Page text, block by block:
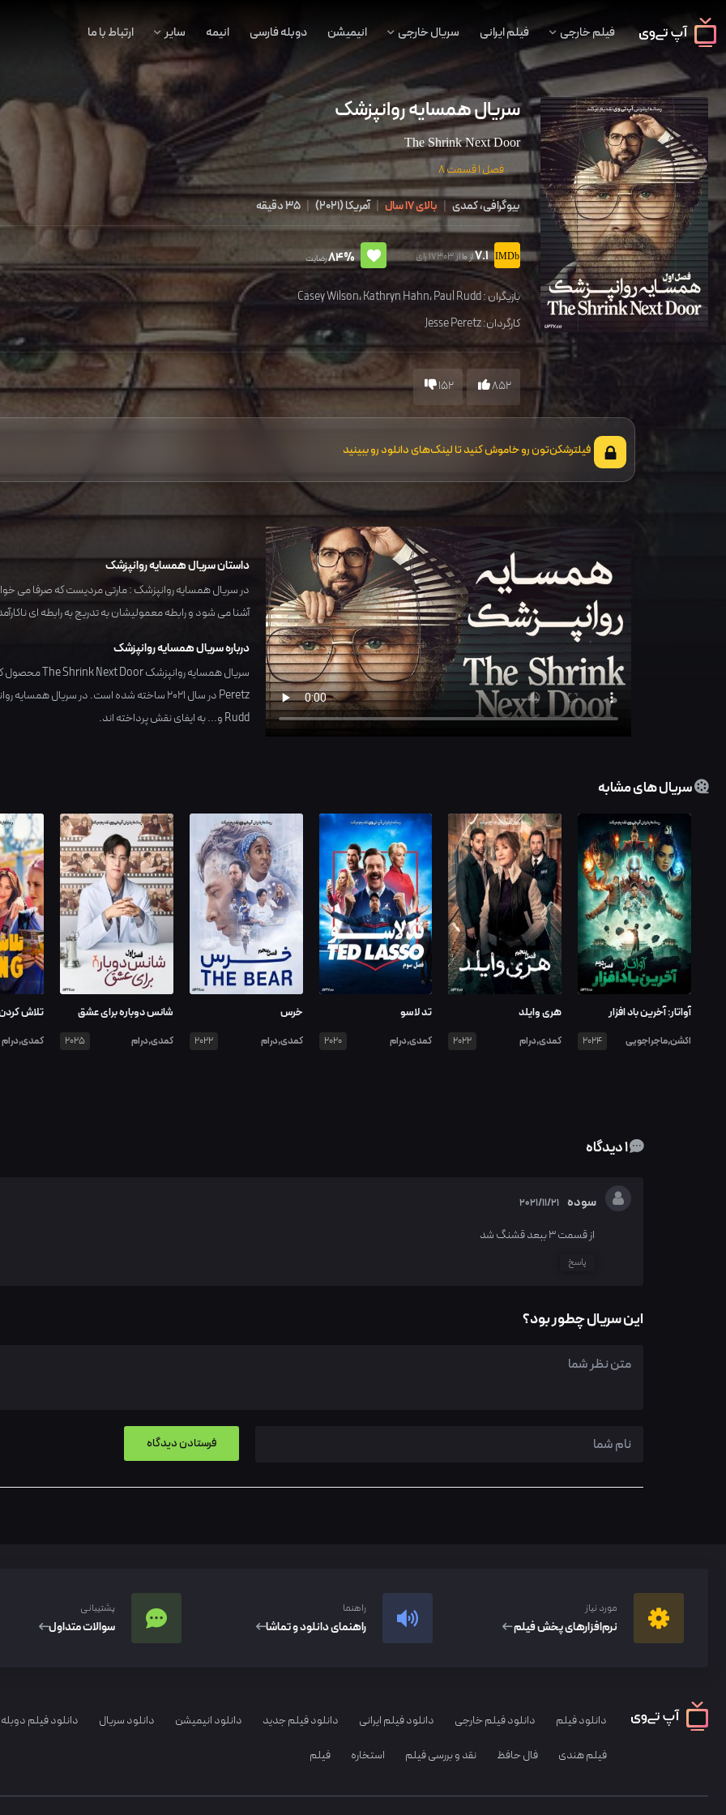
فیلم خارجی فیلم ایرانی سریال خارجی انیمیشن دوبله فارسی انیمه سایر ارتباط با ما
سریال همسایه روانپزشک
The Shrink Next Door
فصل 1 قسمت 8
بیوگرافی، کمدی | بالای 17 سال | آمریکا(
2021
)
|
7.1از 10 از 17303 رای 84%رضایت
بازیگران : Casey Wilson،Kathryn Hahn،Paul Rudd
کارگردان:Jesse Peretz
852
152
فیلترشکن‌تون رو خاموش کنید تا لینک‌های دانلود رو ببینید
داستان سریال همسایه روانپزشک
در سریال همسایه روانپزشک : مارتی مردیست که صرفا می
آشنا می شود و رابطه معمولیشان به تدریج به رابطه ای
درباره سریال همسایه روانپزشک
سریال همسایه روانپزشک The Shrink Next Door محصول کشور
Peretzدر سال2021ساخته شده است. در سریال همسایه
Ruddو... به ایفای نقش پرداخته اند.
سریال های مشابه
آواتار: آخرین باد افزار
اکشن,ماجراجویی 2024
هری وایلد
کمدی,درام 2022
تد لاسو
کمدی,درام 2020
خرس
کمدی,درام 2022
شانس دوباره برای عشق
کمدی,درام 2025
تلاش
کمدی,درام
1 دیدگاه
سوده 2021/11/21
از قسمت ۳ ببعد قشنگ‌ شد
پاسخ
این سریال چطور بود؟
مورد نیاز
نرم‌افزار‌های پخش فیلم
راهنما
راهنمای دانلود و تماشا
پشتیبانی
سوالات متداول
دانلود فیلم دانلود فیلم خارجی دانلود فیلم ایرانی دانلود فیلم جدید دانلود انیمیشن دانلود سریال دانلود فیلم
فیلم هندی فال حافظ نقد و بررسی فیلم استخاره فیلم